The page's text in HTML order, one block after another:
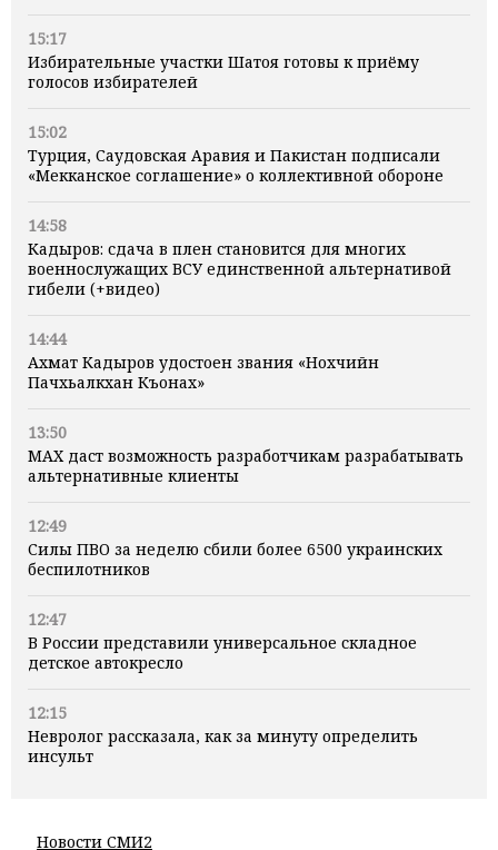
15:17
Избирательные участки Шатоя готовы к приёму
голосов избирателей
15:02
Турция, Саудовская Аравия и Пакистан подписали
«Мекканское соглашение» о коллективной обороне
14:58
Кадыров: сдача в плен становится для многих
военнослужащих ВСУ единственной альтернативой
гибели (+видео)
14:44
Ахмат Кадыров удостоен звания «Нохчийн
Пачхьалкхан Къонах»
13:50
MAX даст возможность разработчикам разрабатывать
альтернативные клиенты
12:49
Силы ПВО за неделю сбили более 6500 украинских
беспилотников
12:47
В России представили универсальное складное
детское автокресло
12:15
Невролог рассказала, как за минуту определить
инсульт
Новости СМИ2